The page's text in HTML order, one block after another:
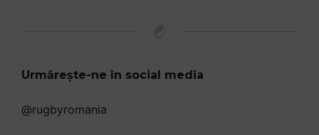
Urmărește-ne în social media
@rugbyromania